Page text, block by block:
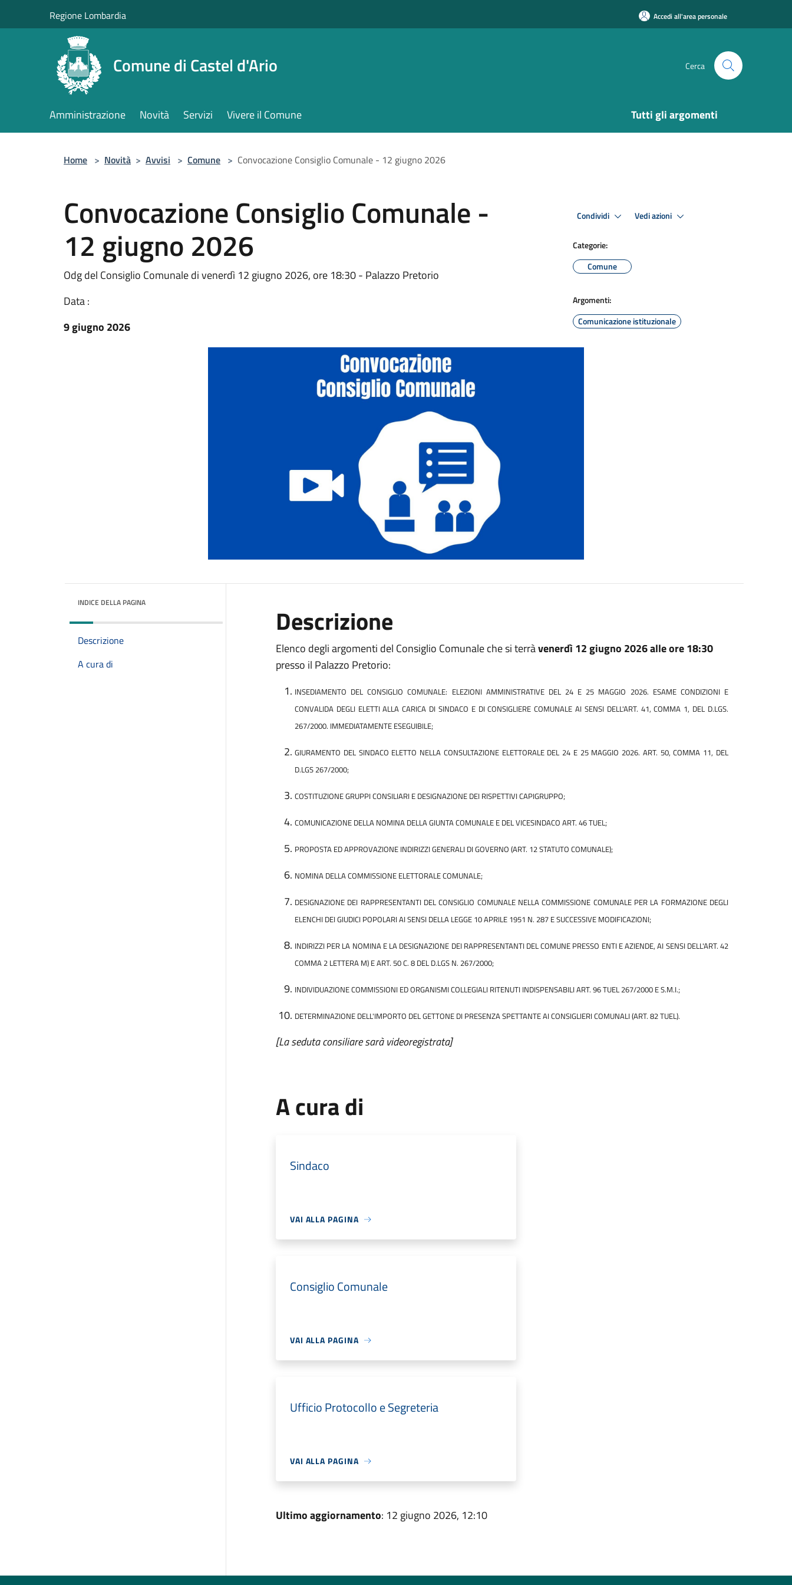
Regione Lombardia Accedi all'area personale
Comune di Castel d'Ario Cerca
Amministrazione Novità Servizi Vivere il Comune Tutti gli argomenti
Home > Novità > Avvisi > Comune > Convocazione Consiglio Comunale - 12 giugno 2026
Convocazione Consiglio Comunale -
12 giugno 2026
Odg del Consiglio Comunale di venerdì 12 giugno 2026, ore 18:30 - Palazzo Pretorio
Data :
9 giugno 2026
Condividi Vedi azioni
Categorie:
Comune
Argomenti:
Comunicazione istituzionale
INDICE DELLA PAGINA
Descrizione
A cura di
Descrizione
Elenco degli argomenti del Consiglio Comunale che si terràvenerdì 12 giugno 2026 alle ore 18:30
presso il Palazzo Pretorio:
INSEDIAMENTO DEL CONSIGLIO COMUNALE: ELEZIONI AMMINISTRATIVE DEL 24 E 25 MAGGIO 2026. ESAME CONDIZIONI E
CONVALIDA DEGLI ELETTI ALLA CARICA DI SINDACO E DI CONSIGLIERE COMUNALE AI SENSI DELL'ART. 41, COMMA 1, DEL D.LGS.
267/2000. IMMEDIATAMENTE ESEGUIBILE;
GIURAMENTO DEL SINDACO ELETTO NELLA CONSULTAZIONE ELETTORALE DEL 24 E 25 MAGGIO 2026. ART. 50, COMMA 11, DEL
D.LGS 267/2000;
COSTITUZIONE GRUPPI CONSILIARI E DESIGNAZIONE DEI RISPETTIVI CAPIGRUPPO;
COMUNICAZIONE DELLA NOMINA DELLA GIUNTA COMUNALE E DEL VICESINDACO ART. 46 TUEL;
PROPOSTA ED APPROVAZIONE INDIRIZZI GENERALI DI GOVERNO (ART. 12 STATUTO COMUNALE);
NOMINA DELLA COMMISSIONE ELETTORALE COMUNALE;
DESIGNAZIONE DEI RAPPRESENTANTI DEL CONSIGLIO COMUNALE NELLA COMMISSIONE COMUNALE PER LA FORMAZIONE DEGLI
ELENCHI DEI GIUDICI POPOLARI AI SENSI DELLA LEGGE 10 APRILE 1951 N. 287 E SUCCESSIVE MODIFICAZIONI;
INDIRIZZI PER LA NOMINA E LA DESIGNAZIONE DEI RAPPRESENTANTI DEL COMUNE PRESSO ENTI E AZIENDE, AI SENSI DELL'ART. 42
COMMA 2 LETTERA M) E ART. 50 C. 8 DEL D.LGS N. 267/2000;
INDIVIDUAZIONE COMMISSIONI ED ORGANISMI COLLEGIALI RITENUTI INDISPENSABILI ART. 96 TUEL 267/2000 E S.M.I.;
DETERMINAZIONE DELL'IMPORTO DEL GETTONE DI PRESENZA SPETTANTE AI CONSIGLIERI COMUNALI (ART. 82 TUEL).
[La seduta consiliare sarà videoregistrata]
A cura di
Sindaco
VAI ALLA PAGINA
Consiglio Comunale
VAI ALLA PAGINA
Ufficio Protocollo e Segreteria
VAI ALLA PAGINA
Ultimo aggiornamento: 12 giugno 2026, 12:10